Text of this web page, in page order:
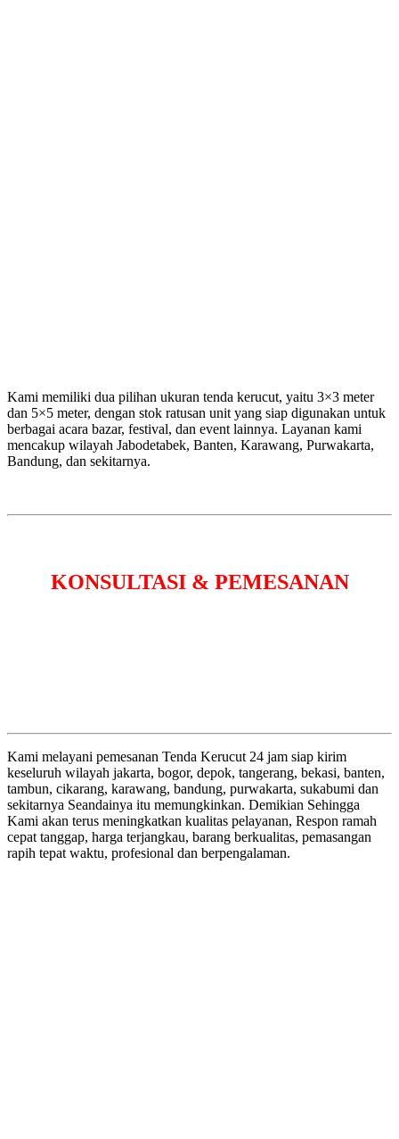
Kami memiliki dua pilihan ukuran tenda kerucut, yaitu 3×3 meter
dan 5×5 meter, dengan stok ratusan unit yang siap digunakan untuk
berbagai acara bazar, festival, dan event lainnya. Layanan kami
mencakup wilayah Jabodetabek, Banten, Karawang, Purwakarta,
Bandung, dan sekitarnya.
KONSULTASI & PEMESANAN
Kami melayani pemesanan Tenda Kerucut 24 jam siap kirim
keseluruh wilayah jakarta, bogor, depok, tangerang, bekasi, banten,
tambun, cikarang, karawang, bandung, purwakarta, sukabumi dan
sekitarnya Seandainya itu memungkinkan. Demikian Sehingga
Kami akan terus meningkatkan kualitas pelayanan, Respon ramah
cepat tanggap, harga terjangkau, barang berkualitas, pemasangan
rapih tepat waktu, profesional dan berpengalaman.